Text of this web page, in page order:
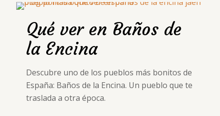
Qué ver en Baños de
la Encina
Descubre uno de los pueblos más bonitos de
España: Baños de la Encina. Un pueblo que te
traslada a otra época.